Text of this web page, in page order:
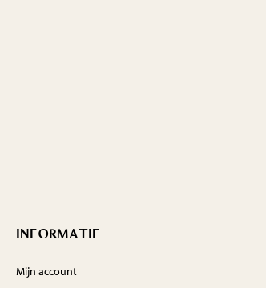
INFORMATIE
Mijn account